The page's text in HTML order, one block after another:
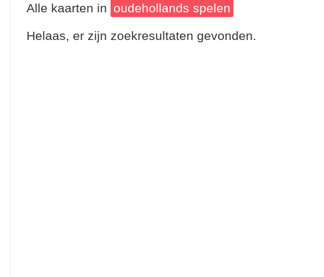
Alle kaarten in oudehollands spelen
Helaas, er zijn zoekresultaten gevonden.